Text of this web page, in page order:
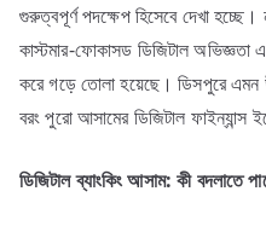
গুরুত্বপূর্ণ পদক্ষেপ হিসেবে দেখা
কাস্টমার-ফোকাসড ডিজিটাল অভিজ্ঞতা
করে গড়ে তোলা হয়েছে। ডিসপুরে
বরং পুরো আসামের ডিজিটাল ফাইন্যান্স
ডিজিটালব্যাংকিংআসাম:কীবদলাতে